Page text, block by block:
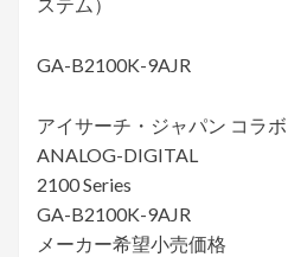
ステム）
GA-B2100K-9AJR
アイサーチ・ジャパン コラ
ANALOG-DIGITAL
2100 Series
GA-B2100K-9AJR
メーカー希望小売価格